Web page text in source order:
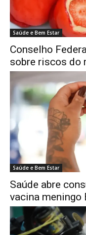
Saúde e Bem Estar
Conselho
sobre riscos do
Saúde e Bem Estar
Saúde abre
vacina meningo